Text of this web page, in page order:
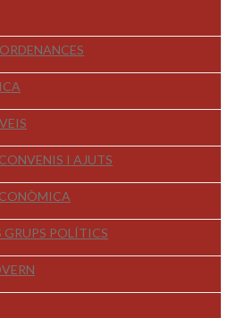
I AJUTS
GRUPS POLÍTICS